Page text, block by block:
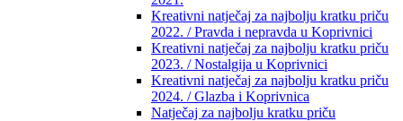
Kreativni natječaj za najbolju kratku priču
2022. / Pravda i nepravda u Koprivnici
Kreativni natječaj za najbolju kratku priču
2023. / Nostalgija u Koprivnici
Kreativni natječaj za najbolju kratku priču
2024. / Glazba i Koprivnica
Natječaj za najbolju kratku priču